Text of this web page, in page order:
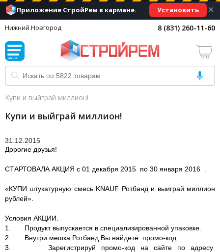
Приложение СтройРем в кармане. Установить ×
Нижний Новгород 8 (831) 260-11-60
Купи и выйграй миллион!
Купи и выйграй миллион!
31.12.2015
Дорогие друзья!
СТАРТОВАЛА АКЦИЯ с 01 декабря 2015 по 30 января 2016
«КУПИ штукатурную смесь KNAUF Ротбанд и выиграй миллион
рублей».
Условия АКЦИИ.
1. Продукт выпускается в специализированной упаковке.
2. Внутри мешка Ротбанд Вы найдете промо-код
3. Зарегистрируй промо-код на сайте по адресу